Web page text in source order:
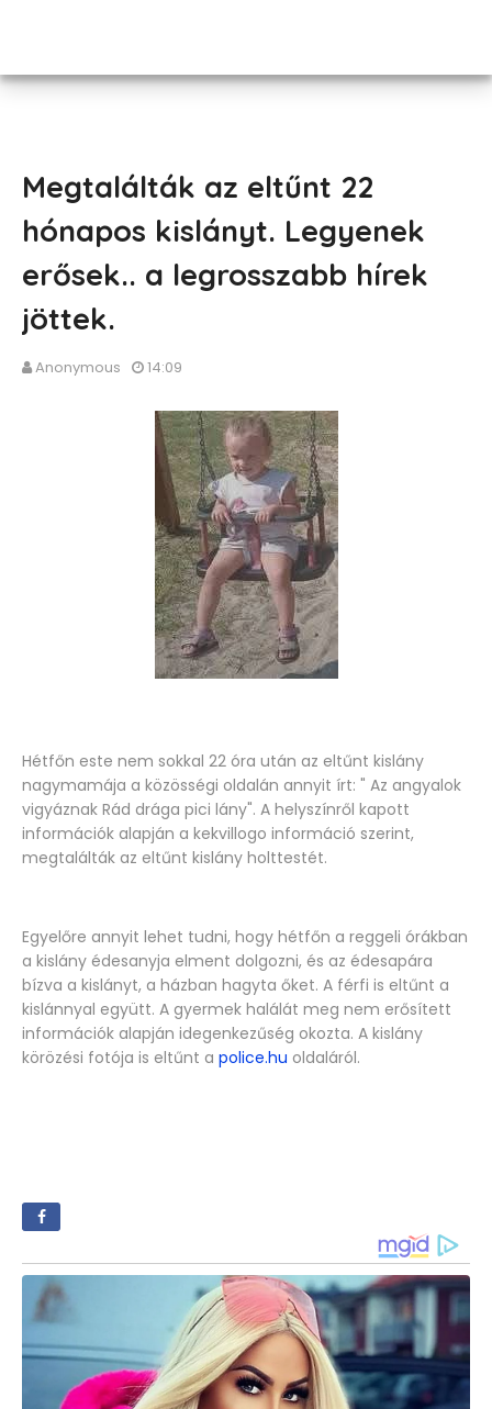
Megtalálták az eltűnt 22
hónapos kislányt. Legyenek
erősek.. a legrosszabb hírek
jöttek.
Anonymous 14:09
Hétfőn este nem sokkal 22 óra után az eltűnt kislány
nagymamája a közösségi oldalán annyit írt: " Az angyalok
vigyáznak Rád drága pici lány". A helyszínről kapott
információk alapján a kekvillogo információ szerint,
megtalálták az eltűnt kislány holttestét.
Egyelőre annyit lehet tudni, hogy hétfőn a reggeli órákban
a kislány édesanyja elment dolgozni, és az édesapára
bízva a kislányt, a házban hagyta őket. A férfi is eltűnt a
kislánnyal együtt. A gyermek halálát meg nem erősített
információk alapján idegenkezűség okozta. A kislány
körözési fotója is eltűnt a police.hu oldaláról.